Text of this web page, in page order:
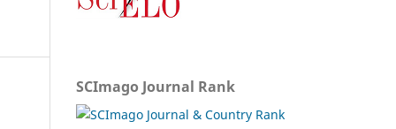
SCImago Journal Rank